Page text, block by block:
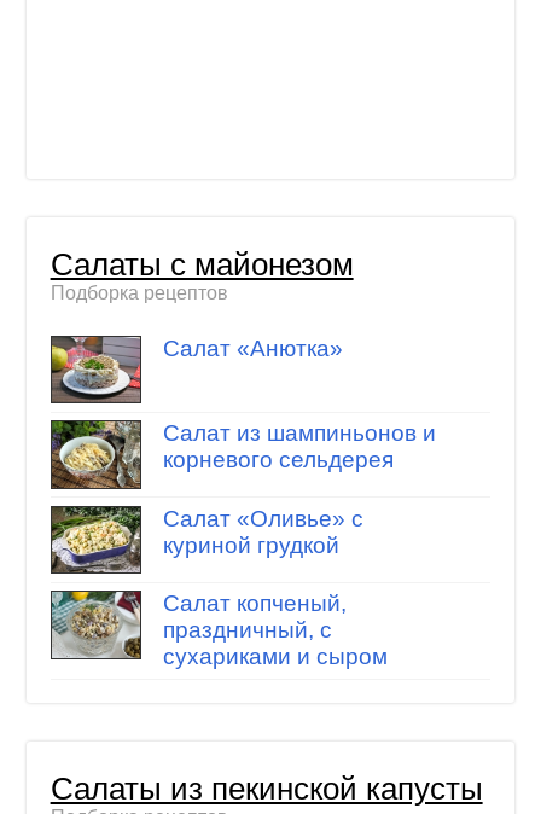
Салаты с майонезом
Подборка рецептов
Салат «Анютка»
Салат из шампиньонов и
корневого сельдерея
Салат «Оливье» с
куриной грудкой
Салат копченый,
праздничный, с
сухариками и сыром
Салаты из пекинской капусты